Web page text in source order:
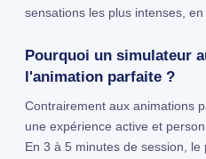
sensations les plus intenses,
Pourquoi un simulateur
l'animation parfaite ?
Contrairement aux animations
une expérience active et
En 3 à 5 minutes de session, le